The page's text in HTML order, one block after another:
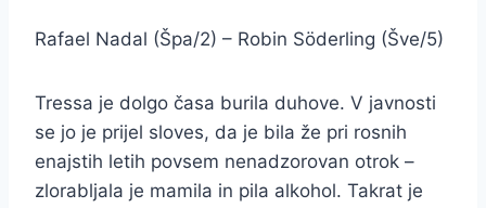
Rafael Nadal (Špa/2) – Robin Söderling (Šve/5)
Tressa je dolgo časa burila duhove. V javnosti
se jo je prijel sloves, da je bila že pri rosnih
enajstih letih povsem nenadzorovan otrok –
zlorabljala je mamila in pila alkohol. Takrat je